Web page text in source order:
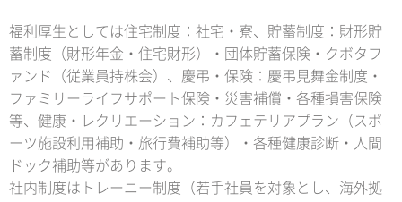
福利厚生としては住宅制度：社宅・寮、貯蓄制度：財形貯
蓄制度（財形年金・住宅財形）・団体貯蓄保険・クボタフ
ァンド（従業員持株会）、慶弔・保険：慶弔見舞金制度・
ファミリーライフサポート保険・災害補償・各種損害保険
等、健康・レクリエーション：カフェテリアプラン（スポ
ーツ施設利用補助・旅行費補助等）・各種健康診断・人間
ドック補助等があります。
社内制度はトレーニー制度（若手社員を対象とし、海外拠